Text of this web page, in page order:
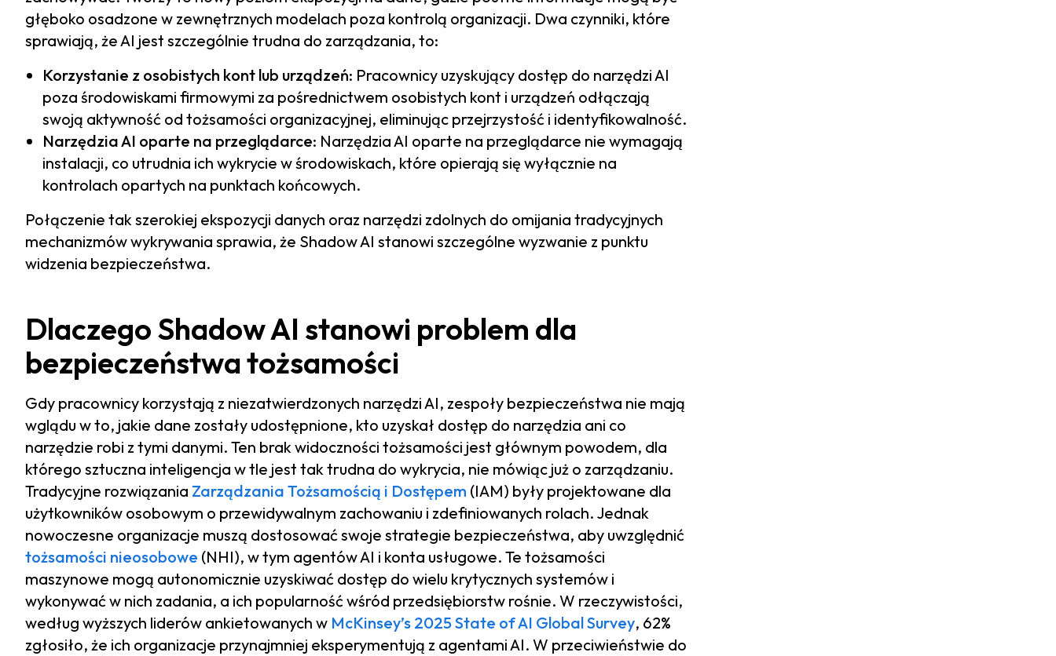
głęboko osadzone w zewnętrznych modelach poza kontrolą organizacji. Dwa czynniki, które
sprawiają, że AI jest szczególnie trudna do zarządzania, to:
Korzystanie z osobistych kont lub urządzeń: Pracownicy uzyskujący dostęp do narzędzi AI
poza środowiskami firmowymi za pośrednictwem osobistych kont i urządzeń odłączają
swoją aktywność od tożsamości organizacyjnej, eliminując przejrzystość i identyfikowalność.
Narzędzia AI oparte na przeglądarce: Narzędzia AI oparte na przeglądarce nie wymagają
instalacji, co utrudnia ich wykrycie w środowiskach, które opierają się wyłącznie na
kontrolach opartych na punktach końcowych.
Połączenie tak szerokiej ekspozycji danych oraz narzędzi zdolnych do omijania tradycyjnych
mechanizmów wykrywania sprawia, że Shadow AI stanowi szczególne wyzwanie z punktu
widzenia bezpieczeństwa.
Dlaczego Shadow AI stanowi problem dla
bezpieczeństwa tożsamości
Gdy pracownicy korzystają z niezatwierdzonych narzędzi AI, zespoły bezpieczeństwa nie mają
wglądu w to, jakie dane zostały udostępnione, kto uzyskał dostęp do narzędzia ani co
narzędzie robi z tymi danymi. Ten brak widoczności tożsamości jest głównym powodem, dla
którego sztuczna inteligencja w tle jest tak trudna do wykrycia, nie mówiąc już o zarządzaniu.
Tradycyjne rozwiązania Zarządzania Tożsamością i Dostępem (IAM) były projektowane dla
użytkowników osobowym o przewidywalnym zachowaniu i zdefiniowanych rolach. Jednak
nowoczesne organizacje muszą dostosować swoje strategie bezpieczeństwa, aby uwzględnić
tożsamości nieosobowe (NHI), w tym agentów AI i konta usługowe. Te tożsamości
maszynowe mogą autonomicznie uzyskiwać dostęp do wielu krytycznych systemów i
wykonywać w nich zadania, a ich popularność wśród przedsiębiorstw rośnie. W rzeczywistości,
według wyższych liderów ankietowanych w McKinsey’s 2025 State of AI Global Survey, 62%
zgłosiło, że ich organizacje przynajmniej eksperymentują z agentami AI. W przeciwieństwie do